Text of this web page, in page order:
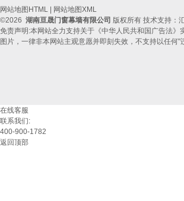
网站地图HTML | 网站地图XML
©2026 湖南亘晟门窗幕墙有限公司 版权所有 技术支持：
免责声明:本网站全力支持关于《中华人民共和国广告法》
图片，一律非本网站主观意愿并即刻失效，不支持以任何
在线客服
联系我们:
400-900-1782
返回顶部